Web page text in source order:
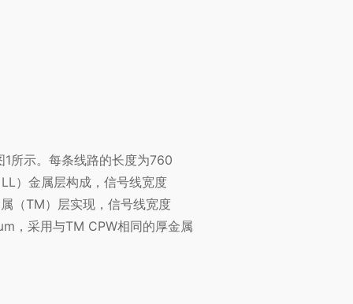
所示。每条线路的长度为760
）金属层构成，信号线宽度
（TM）层实现，信号线宽度
，采用与TM CPW相同的厚金属